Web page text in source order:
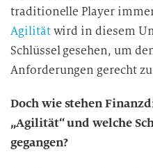
traditionelle Player
Agilitätwird in diesem
Schlüssel gesehen, um
Anforderungen gerecht
Doch wie stehen
„Agilität“ und welche
gegangen?